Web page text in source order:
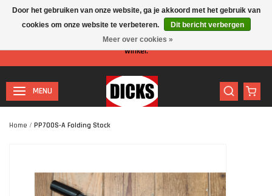
Let op: I.v.m. de zomervakantie is er minder personeel aanwezig in de
winkel.
MENU
Home / PP700S-A Folding Stock
Door het gebruiken van onze website, ga je akkoord met het gebruik van
cookies om onze website te verbeteren.
Dit bericht verbergen
Meer over cookies »